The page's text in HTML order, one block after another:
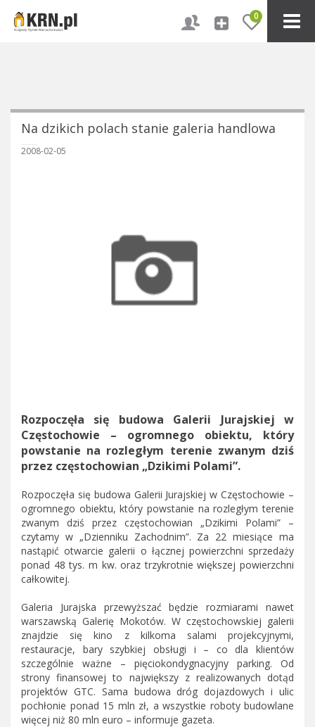
0
Na dzikich polach stanie galeria handlowa
2008-02-05
Rozpoczęła się budowa Galerii Jurajskiej w
Częstochowie – ogromnego obiektu, który
powstanie na rozległym terenie zwanym dziś
przez częstochowian „Dzikimi Polami”.
Rozpoczęła się budowa Galerii Jurajskiej w Częstochowie –
ogromnego obiektu, który powstanie na rozległym terenie
zwanym dziś przez częstochowian „Dzikimi Polami” –
czytamy w „Dzienniku Zachodnim”. Za 22 miesiące ma
nastąpić otwarcie galerii o łącznej powierzchni sprzedaży
ponad 48 tys. m kw. oraz trzykrotnie większej powierzchni
całkowitej.
Galeria Jurajska przewyższać będzie rozmiarami nawet
warszawską Galerię Mokotów. W częstochowskiej galerii
znajdzie się kino z kilkoma salami projekcyjnymi,
restauracje, bary szybkiej obsługi i – co dla klientów
szczególnie ważne – pięciokondygnacyjny parking. Od
strony finansowej to największy z realizowanych dotąd
projektów GTC. Sama budowa dróg dojazdowych i ulic
pochłonie ponad 15 mln zł, a wszystkie roboty budowlane
więcej niż 80 mln euro – informuje gazeta.